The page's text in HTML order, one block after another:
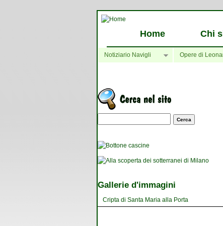
Home Chi
Notiziario Navigli Opere di
Maschera di ricerca
Gallerie d'immagini
Cripta di Santa Maria alla Porta